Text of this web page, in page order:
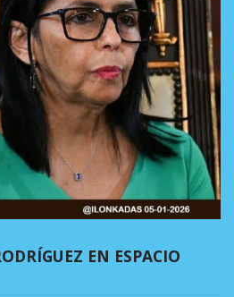
EN ESPACIO